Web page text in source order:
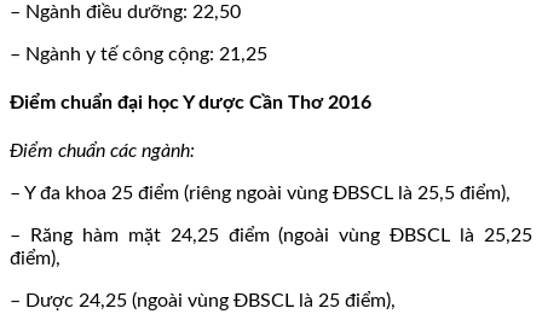
– Ngành điều dưỡng: 22,50
– Ngành y tế công cộng: 21,25
Điểm chuẩn đại học Y dược Cần Thơ 2016
Điểm chuẩn các ngành:
– Y đa khoa 25 điểm (riêng ngoài vùng ĐBSCL là 25,5 điểm),
– Răng hàm mặt 24,25 điểm (ngoài vùng ĐBSCL là 25,25
điểm),
– Dược 24,25 (ngoài vùng ĐBSCL là 25 điểm),